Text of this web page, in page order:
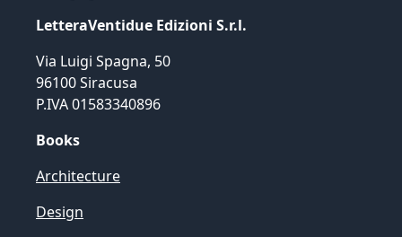
LetteraVentidue Edizioni S.r.l.
Via Luigi Spagna, 50
96100 Siracusa
P.IVA 01583340896
Books
Architecture
Design